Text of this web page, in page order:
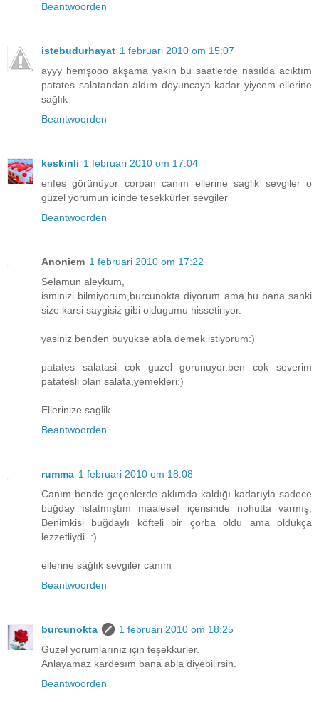
Beantwoorden
istebudurhayat 1 februari 2010 om 15:07
ayyy hemşooo akşama yakın bu saatlerde nasılda acıktım
patates salatandan aldım doyuncaya kadar yiycem ellerine
sağlık
Beantwoorden
keskinli 1 februari 2010 om 17:04
enfes görünüyor corban canim ellerine saglik sevgiler o
güzel yorumun icinde tesekkürler sevgiler
Beantwoorden
Anoniem 1 februari 2010 om 17:22
Selamun aleykum,
isminizi bilmiyorum,burcunokta diyorum ama,bu bana sanki
size karsi saygisiz gibi oldugumu hissetiriyor.
yasiniz benden buyukse abla demek istiyorum:)
patates salatasi cok guzel gorunuyor.ben cok severim
patatesli olan salata,yemekleri:)
Ellerinize saglik.
Beantwoorden
rumma 1 februari 2010 om 18:08
Canım bende geçenlerde aklımda kaldığı kadarıyla sadece
buğday ıslatmıştım maalesef içerisinde nohutta varmış,
Benimkisi buğdaylı köfteli bir çorba oldu ama oldukça
lezzetliydi..:)
ellerine sağlık sevgiler canım
Beantwoorden
burcunokta
1 februari 2010 om 18:25
Guzel yorumlarınız için teşekkurler.
Anlayamaz kardesım bana abla diyebilirsin.
Beantwoorden